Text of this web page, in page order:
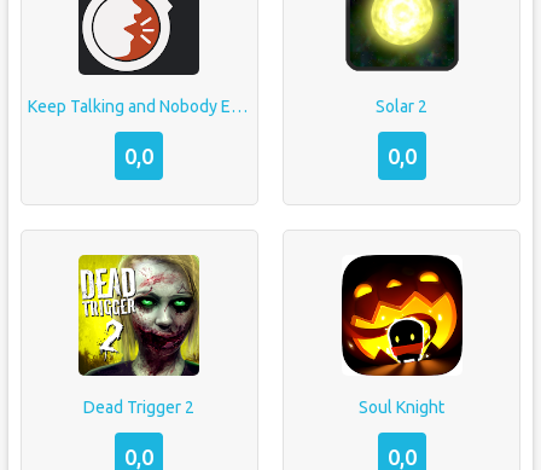
Keep Talking and Nobody Explodes
0,0
Solar 2
0,0
Dead Trigger 2
0,0
Soul Knight
0,0